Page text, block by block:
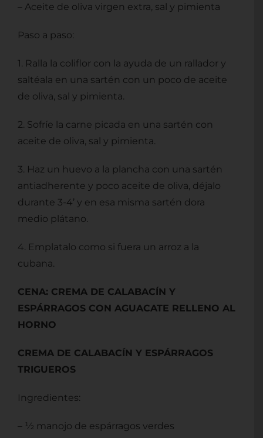
– Aceite de oliva virgen extra, sal y pimienta
Paso a paso:
1. Ralla la coliflor con la ayuda de un rallador y
saltéala en una sartén con un poco de aceite
de oliva, sal y pimienta.
2. Sofríe la carne picada en una sartén con
aceite de oliva, sal y pimienta.
3. Haz un huevo a la plancha con una sartén
antiadherente y poco aceite de oliva, déjalo
durante 3-4’ y en esa misma sartén dora
medio plátano.
4. Emplatalo como si fuera un arroz a la
cubana.
CENA: CREMA DE CALABACÍN Y
ESPÁRRAGOS CON AGUACATE RELLENO AL
HORNO
CREMA DE CALABACÍN Y ESPÁRRAGOS
TRIGUEROS
Ingredientes:
– ½ manojo de espárragos verdes